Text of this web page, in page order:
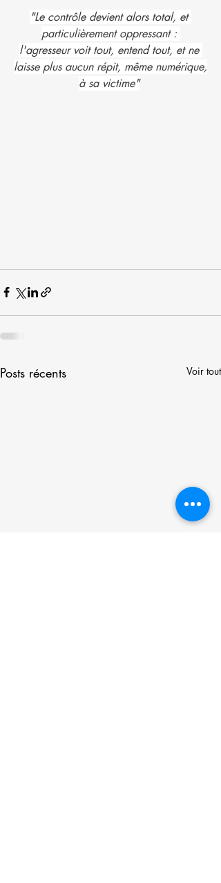
"Le contrôle devient alors total, et
particulièrement oppressant :
l'agresseur voit tout, entend tout, et ne
laisse plus aucun répit, même numérique,
à sa victime"
Posts récents Voir tout